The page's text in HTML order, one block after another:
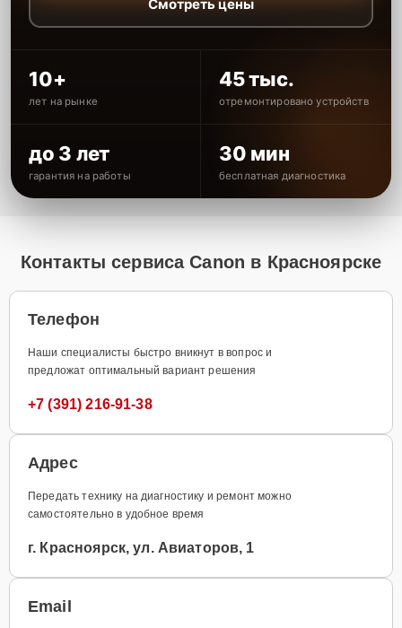
Смотреть цены
10+
лет на рынке
45 тыс.
отремонтировано устройств
до 3 лет
гарантия на работы
30 мин
бесплатная диагностика
Контакты сервиса Canon в Красноярске
Телефон
Наши специалисты быстро вникнут в вопрос и
предложат оптимальный вариант решения
+7 (391) 216-91-38
Адрес
Передать технику на диагностику и ремонт можно
самостоятельно в удобное время
г. Красноярск, ул. Авиаторов, 1
Email